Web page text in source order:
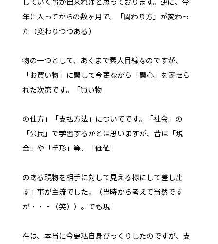
年に入ってからの数ヶ月で、「関わり方」が変わっ
た（変わりつつある）
物の一つとして、あくまで素人目線なのですが、
「お買い物」に関して今更ながら「関心」を寄せら
れた次第です。「買い物
の仕方」「支払方法」についてです。「社会」の
「公民」で学習するかとは思いますが、昔は「現
金」や「手形」等、「価値
のある現物を相手に対して見える様にして差し出
す」事が主流でした。（当時から考えて当然です
が・・・（笑））。でも現
在は、本当に今更私自身びっくりしたのですが、支